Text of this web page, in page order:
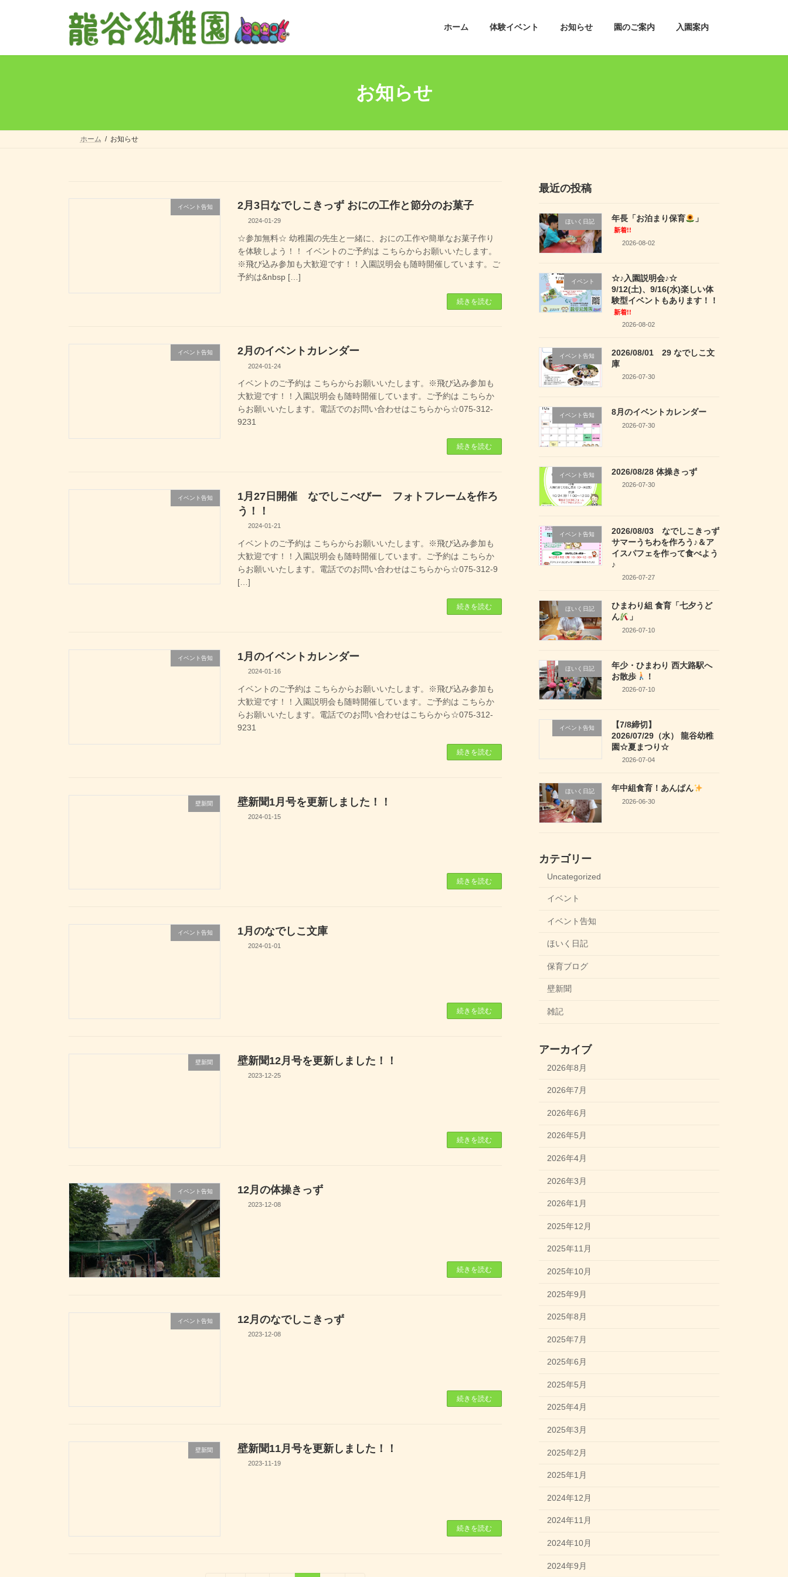
ツ
シ
ホーム 体験イベント お知らせ 園のご案内 入園案内
お知らせ
ホーム お知らせ
イベント告知 2月3日なでしこきっず おにの工作と節分のお菓子
2024-01-29
☆参加無料☆ 幼稚園の先生と一緒に、おにの工作や簡単なお菓子作り
を体験しよう！！ イベントのご予約は こちらからお願いいたします。
※飛び込み参加も大歓迎です！！入園説明会も随時開催しています。ご
予約は&nbsp […]
続きを読む
イベント告知 2月のイベントカレンダー
2024-01-24
イベントのご予約は こちらからお願いいたします。※飛び込み参加も
大歓迎です！！入園説明会も随時開催しています。ご予約は こちらか
らお願いいたします。電話でのお問い合わせはこちらから☆075-312-
9231
続きを読む
イベント告知
1月27日開催 なでしこべびー フォトフレームを作ろ
う！！
2024-01-21
イベントのご予約は こちらからお願いいたします。※飛び込み参加も
大歓迎です！！入園説明会も随時開催しています。ご予約は こちらか
らお願いいたします。電話でのお問い合わせはこちらから☆075-312-9
[…]
続きを読む
イベント告知 1月のイベントカレンダー
2024-01-16
イベントのご予約は こちらからお願いいたします。※飛び込み参加も
大歓迎です！！入園説明会も随時開催しています。ご予約は こちらか
らお願いいたします。電話でのお問い合わせはこちらから☆075-312-
9231
続きを読む
壁新聞 壁新聞1月号を更新しました！！
2024-01-15
続きを読む
イベント告知 1月のなでしこ文庫
2024-01-01
続きを読む
壁新聞 壁新聞12月号を更新しました！！
2023-12-25
続きを読む
イベント告知 12月の体操きっず
2023-12-08
続きを読む
イベント告知 12月のなでしこきっず
2023-12-08
続きを読む
壁新聞 壁新聞11月号を更新しました！！
2023-11-19
続きを読む
最近の投稿
ほいく日記 年長「お泊まり保育 」
新着!!
2026-08-02
イベント
☆♪入園説明会♪☆
9/12(土)、9/16(水)楽しい体
験型イベントもあります！！
新着!!
2026-08-02
イベント告知
2026/08/01 29 なでしこ文
庫
2026-07-30
イベント告知 8月のイベントカレンダー
2026-07-30
イベント告知 2026/08/28 体操きっず
2026-07-30
イベント告知
2026/08/03 なでしこきっず
サマーうちわを作ろう♪＆ア
イスパフェを作って食べよう
♪
2026-07-27
ほいく日記
ひまわり組 食育「七夕うど
ん
」
2026-07-10
ほいく日記
年少・ひまわり 西大路駅へ
お散歩
！
2026-07-10
イベント告知
【7/8締切】
2026/07/29（水） 龍谷幼稚
園☆夏まつり☆
2026-07-04
ほいく日記 年中組食育！あんぱん
2026-06-30
カテゴリー
Uncategorized
イベント
イベント告知
ほいく日記
保育ブログ
壁新聞
雑記
アーカイブ
2026年8月
2026年7月
2026年6月
2026年5月
2026年4月
2026年3月
2026年1月
2025年12月
2025年11月
2025年10月
2025年9月
2025年8月
2025年7月
2025年6月
2025年5月
2025年4月
2025年3月
2025年2月
2025年1月
2024年12月
2024年11月
2024年10月
2024年9月